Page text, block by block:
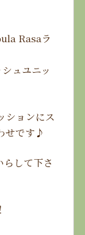
Rasaラ
ュユニッ
ションにス
せです♪
らして下さ